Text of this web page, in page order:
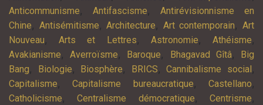
Anticommunisme, Antifascisme, Antirévisionnisme en
Chine, Antisémitisme,Architecture, Art contemporain,Art
Nouveau,Arts et Lettres, Astronomie,Athéisme,
Avakianisme,Averroïsme, Baroque, Bhagavad Gîtâ,
Big
Bang, Biologie, Biosphère, BRICS,Cannibalisme social ,
Capitalisme,Capitalisme bureaucratique,Castellano,
Catholicisme,Centralisme démocratique,Centrisme,